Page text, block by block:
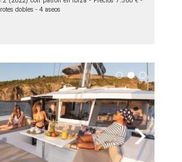
dobles - 4 aseos
ver detalles >>
Next